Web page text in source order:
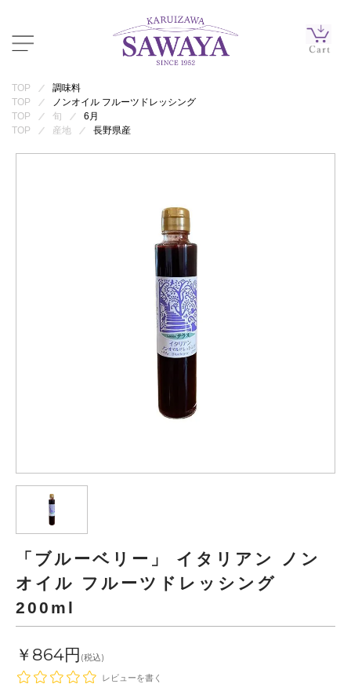
TOP
調味料
TOP
ノンオイル フルーツドレッシング
TOP
旬
6月
TOP
産地 長野県産
「ブルーベリー」 イタリアン ノン
オイル フルーツドレッシング
200ml
￥864円 (税込)
レビューを書く